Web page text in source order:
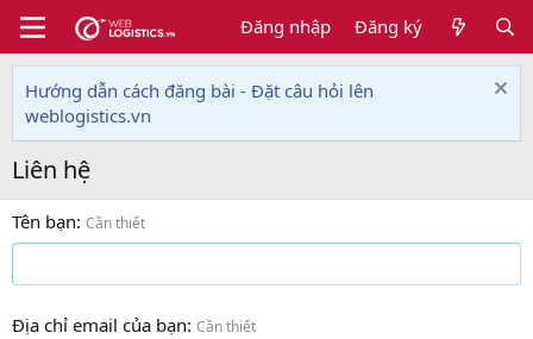
Đăng nhập Đăng ký
Hướng dẫn cách đăng bài - Đặt câu hỏi lên
weblogistics.vn
Liên hệ
Tên bạn Cần thiết
Địa chỉ email của bạn Cần thiết